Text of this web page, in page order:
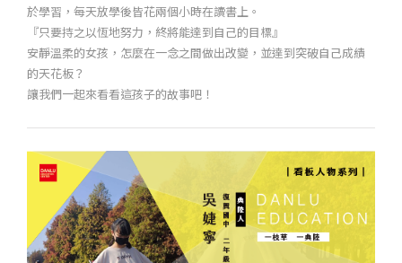
於學習，每天放學後皆花兩個小時在讀書上。
『只要持之以恆地努力，終將能達到自己的目標』
安靜溫柔的女孩，怎麼在一念之間做出改變，並達到突破自己成績
的天花板？
讓我們一起來看看這孩子的故事吧！